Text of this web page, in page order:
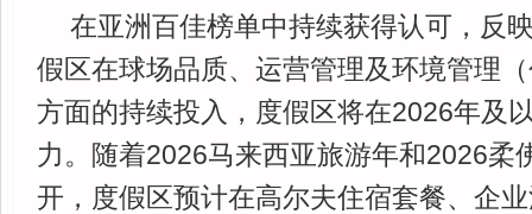
在亚洲百佳榜单中持续获得认可，反
假区在球场品质、运营管理及环境管理
方面的持续投入，度假区将在2026年及
力。随着2026马来西亚旅游年和2026柔
开，度假区预计在高尔夫住宿套餐、企